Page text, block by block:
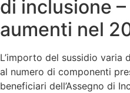
di inclusione
aumenti nel
L’importo del sussidio varia
al numero di componenti
beneficiari dell’Assegno di